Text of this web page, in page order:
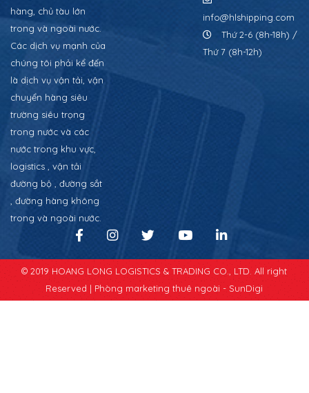
hàng, chủ tàu lớn
trong và ngoài nước.
Các dịch vụ mạnh của
chúng tôi phải kể đến
là dịch vụ vận tải, vận
chuyển hàng siêu
trường siêu trọng
trong nước và các
nước trong khu vực,
logistics , vận tải
đường bộ , đường sắt
, đường hàng không
trong và ngoài nước.
info@hlshipping.com
Thứ 2-6 (8h-18h) /
Thứ 7 (8h-12h)
© 2019 HOANG LONG LOGISTICS & TRADING CO., LTD. All right
Reserved | Phòng marketing thuê ngoài - SunDigi